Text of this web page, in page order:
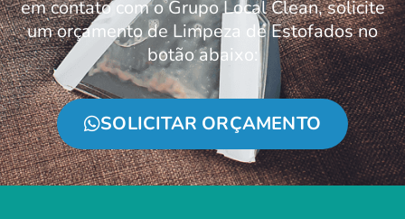
em contato com o Grupo Local Clean, solicite
um orçamento de Limpeza de Estofados no
botão abaixo:
SOLICITAR ORÇAMENTO